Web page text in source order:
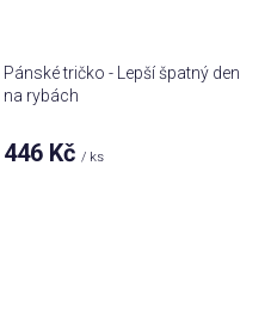
Pánské tričko - Lepší špatný den
na rybách
446 Kč/ ks